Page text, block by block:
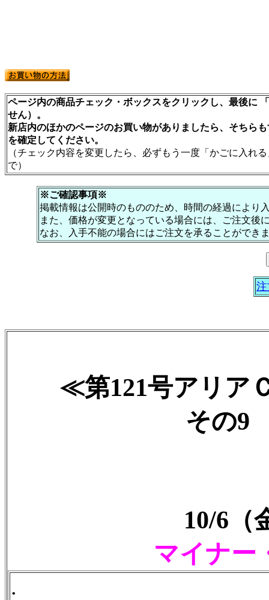
ページ内の商品チェック・ボックスをクリックし、最後に
せん）。
新店内のほかのページのお買い物がありましたら、そちら
を確定してください。
（チェック内容を変更したら、必ずもう一度「かごに入れ
で）
※ご確認事項※
掲載情報は公開時のもののため、時間の経過により
また、価格が変更となっている場合には、ご注文後
なお、入手不能の場合にはご注文を承ることができ
≪第121号アリア
その9
10/6（
マイナー
.